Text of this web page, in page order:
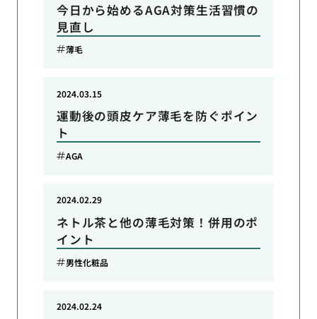
今日から始めるAGA対策生活習慣の
見直し
薄毛
運動後の頭皮ケア薄毛を防ぐポイン
ト
2024.03.15
AGA
ネトル茶と他の薄毛対策！併用のポ
イント
2024.02.29
男性化粧品
2024.02.24